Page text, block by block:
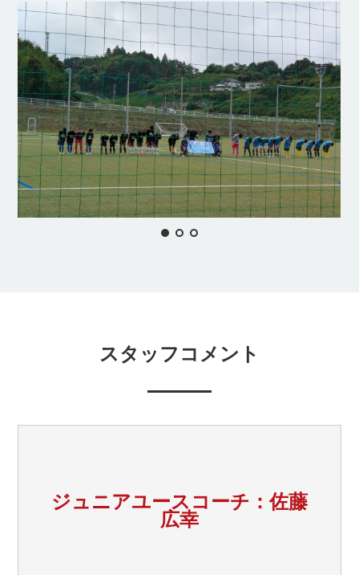
スタッフコメント
ジュニアユースコーチ：佐藤
広幸